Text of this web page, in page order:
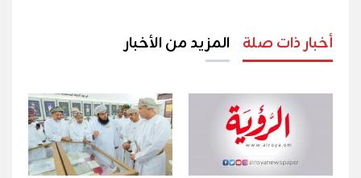
أخبار ذات صلة المزيد من الأخبار